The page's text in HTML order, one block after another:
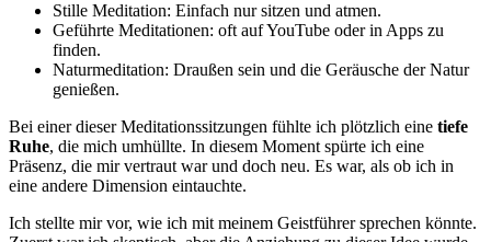
Stille Meditation: Einfach nur sitzen und atmen.
Geführte Meditationen: oft auf YouTube oder in Apps zu
finden.
Naturmeditation: Draußen sein und die Geräusche der Natur
genießen.
Bei einer dieser Meditationssitzungen fühlte ich plötzlich eine tiefe
Ruhe, die mich umhüllte. In diesem Moment spürte ich eine
Präsenz, die mir vertraut war und doch neu. Es war, als ob ich in
eine andere Dimension eintauchte.
Ich stellte mir vor, wie ich mit meinem Geistführer sprechen könnte.